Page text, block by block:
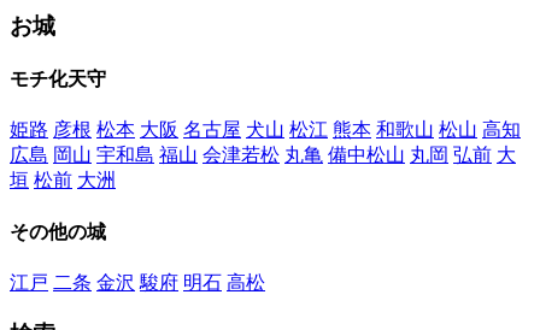
お城
モチ化天守
姫路 彦根 松本 大阪 名古屋 犬山 松江 熊本 和歌山 松山 高知
広島 岡山 宇和島 福山 会津若松 丸亀 備中松山 丸岡 弘前 大
垣 松前 大洲
その他の城
江戸 二条 金沢 駿府 明石 高松